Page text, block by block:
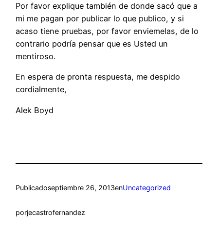
Por favor explique también de donde sacó que a
mi me pagan por publicar lo que publico, y si
acaso tiene pruebas, por favor enviemelas, de lo
contrario podría pensar que es Usted un
mentiroso.
En espera de pronta respuesta, me despido
cordialmente,
Alek Boyd
Publicadoseptiembre 26, 2013enUncategorized
porjecastrofernandez